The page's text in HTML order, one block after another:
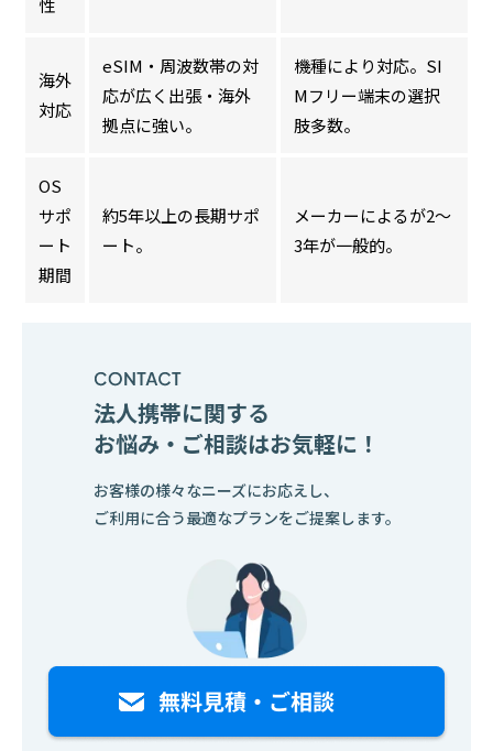
性
海外
対応
eSIM・周波数帯の対
応が広く出張・海外
拠点に強い。
機種により対応。SI
Mフリー端末の選択
肢多数。
OS
サポ
ート
期間
約5年以上の長期サポ
ート。
メーカーによるが2〜
3年が一般的。
法人携帯に関する
お悩み・ご相談はお気軽に！
お客様の様々なニーズにお応えし、
ご利用に合う最適なプランをご提案します。